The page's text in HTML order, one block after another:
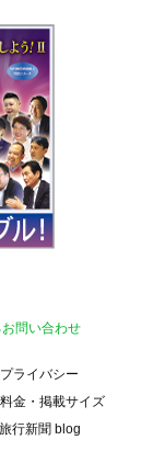
問い合わせ
プライバシー
金・掲載サイズ
行新聞 blog